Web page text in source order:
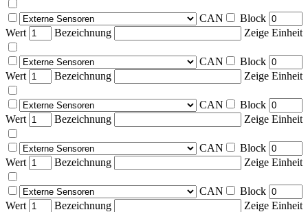
CAN
Block
Wert
Bezeichnung Zeige Einheit
CAN
Block
Wert
Bezeichnung Zeige Einheit
CAN
Block
Wert
Bezeichnung Zeige Einheit
CAN
Block
Wert
Bezeichnung Zeige Einheit
CAN
Block
Wert
Bezeichnung Zeige Einheit